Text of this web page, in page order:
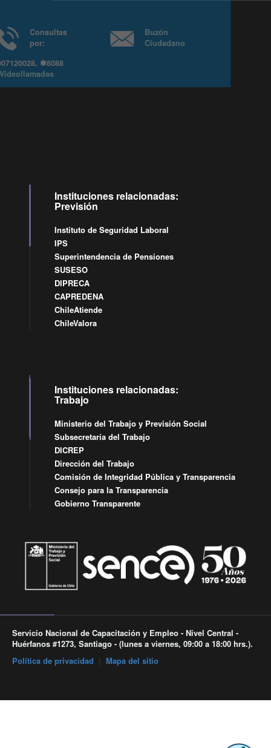
Consultas
6007120028, ✽8088
yVideollamadas
Ciudadano
Instituciones relacionadas:
Previsión
Instituto de Seguridad Laboral
IPS
Superintendencia de Pensiones
SUSESO
DIPRECA
CAPREDENA
ChileAtiende
ChileValora
Instituciones relacionadas:
Trabajo
Ministerio del Trabajo y Previsión Social
Subsecretaría del Trabajo
DICREP
Dirección del Trabajo
Comisión de Integridad Pública y Transparencia
Consejo para la Transparencia
Gobierno Transparente
Servicio Nacional de Capacitación y Empleo - Nivel Central -
Huérfanos #1273, Santiago - (lunes a viernes, 09:00 a 18:00 hrs.).
Política de privacidad
Mapa del sitio